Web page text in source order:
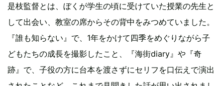
是枝監督とは、ぼくが学生の頃に受けていた授業の先生と
して出会い、教室の席からその背中をみつめていました。
『誰も知らない』で、1年をかけて四季をめぐりながら子
どもたちの成長を撮影したこと、『海街diary』や『奇
跡』で、子役の方に台本を渡さずにセリフを口伝えで演出